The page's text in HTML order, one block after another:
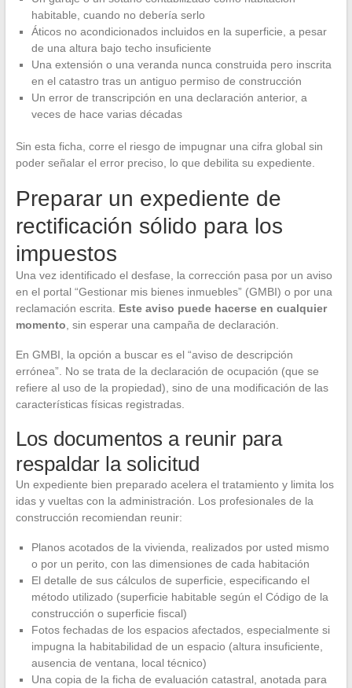
habitable, cuando no debería serlo
Áticos no acondicionados incluidos en la superficie, a pesar
de una altura bajo techo insuficiente
Una extensión o una veranda nunca construida pero inscrita
en el catastro tras un antiguo permiso de construcción
Un error de transcripción en una declaración anterior, a
veces de hace varias décadas
Sin esta ficha, corre el riesgo de impugnar una cifra global sin
poder señalar el error preciso, lo que debilita su expediente.
Preparar un expediente de
rectificación sólido para los
impuestos
Una vez identificado el desfase, la corrección pasa por un aviso
en el portal “Gestionar mis bienes inmuebles” (GMBI) o por una
reclamación escrita. Este aviso puede hacerse en cualquier
momento, sin esperar una campaña de declaración.
En GMBI, la opción a buscar es el “aviso de descripción
errónea”. No se trata de la declaración de ocupación (que se
refiere al uso de la propiedad), sino de una modificación de las
características físicas registradas.
Los documentos a reunir para
respaldar la solicitud
Un expediente bien preparado acelera el tratamiento y limita los
idas y vueltas con la administración. Los profesionales de la
construcción recomiendan reunir:
Planos acotados de la vivienda, realizados por usted mismo
o por un perito, con las dimensiones de cada habitación
El detalle de sus cálculos de superficie, especificando el
método utilizado (superficie habitable según el Código de la
construcción o superficie fiscal)
Fotos fechadas de los espacios afectados, especialmente si
impugna la habitabilidad de un espacio (altura insuficiente,
ausencia de ventana, local técnico)
Una copia de la ficha de evaluación catastral, anotada para